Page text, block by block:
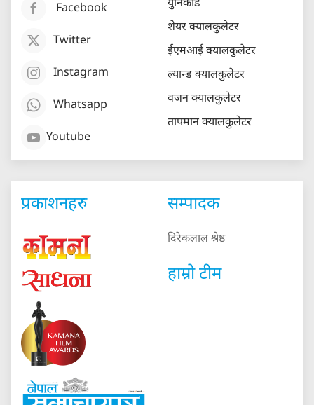
Facebook
Twitter
Instagram
Whatsapp
Youtube
युनिकोड
शेयर क्यालकुलेटर
ईएमआई क्यालकुलेटर
ल्यान्ड क्यालकुलेटर
वजन क्यालकुलेटर
तापमान क्यालकुलेटर
प्रकाशनहरु सम्पादक
दिरेकलाल श्रेष्ठ
हाम्रो टीम